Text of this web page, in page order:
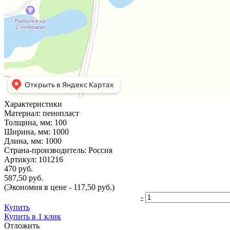
Характеристики
Материал: пенопласт
Толщина, мм: 100
Ширина, мм: 1000
Длина, мм: 1000
Страна-производитель: Россия
Артикул: 101216
470 руб.
587,50 руб.
(Экономия в цене - 117,50 руб.)
-
Купить
Купить в 1 клик
Отложить